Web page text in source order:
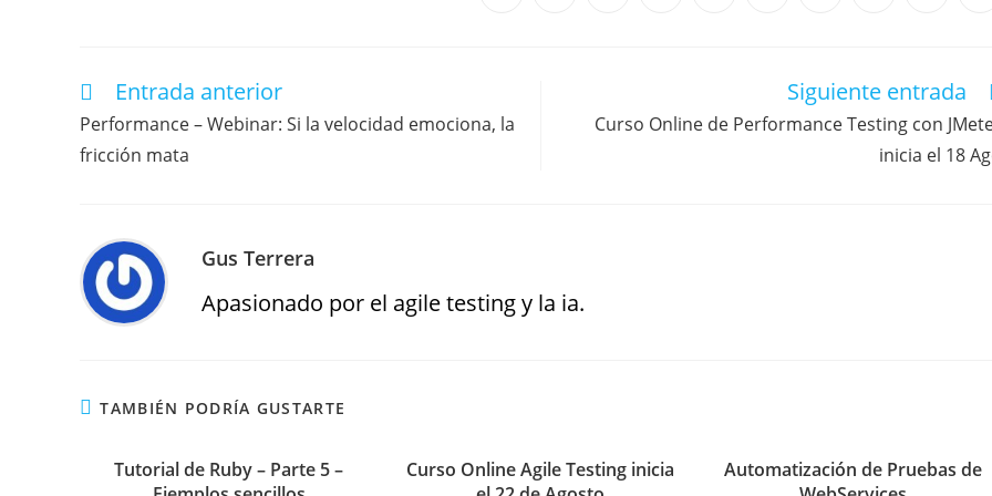
Entrada anterior
Performance – Webinar: Si la velocidad emociona, la
fricción mata
Siguiente entrada
Curso Online de Performance Testing con
inicia el 18
Gus Terrera
Apasionado por el agile testing y la ia.
TAMBIÉN PODRÍA GUSTARTE
Tutorial de Ruby – Parte 5 –
Curso Online Agile Testing inicia
Automatización de Pruebas de